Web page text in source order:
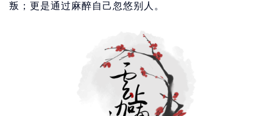
叛；更是通过麻醉自己忽悠别人。